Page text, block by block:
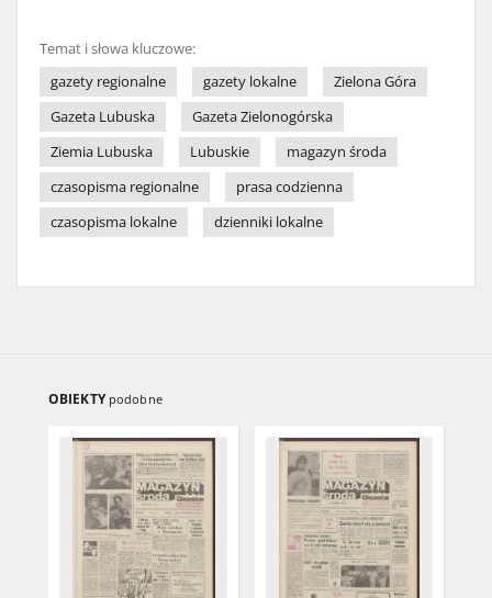
Temat i słowa kluczowe:
gazety regionalne
gazety lokalne
Zielona Góra
Gazeta Lubuska
Gazeta Zielonogórska
Ziemia Lubuska
Lubuskie
magazyn środa
czasopisma regionalne
prasa codzienna
czasopisma lokalne
dzienniki lokalne
OBIEKTY podobne